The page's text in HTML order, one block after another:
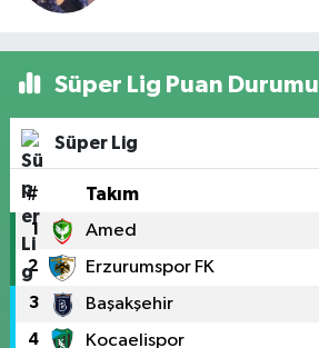
Süper Lig Puan Durumu
Süper Lig
# Takım
1 Amed
2 Erzurumspor FK
3 Başakşehir
4 Kocaelispor